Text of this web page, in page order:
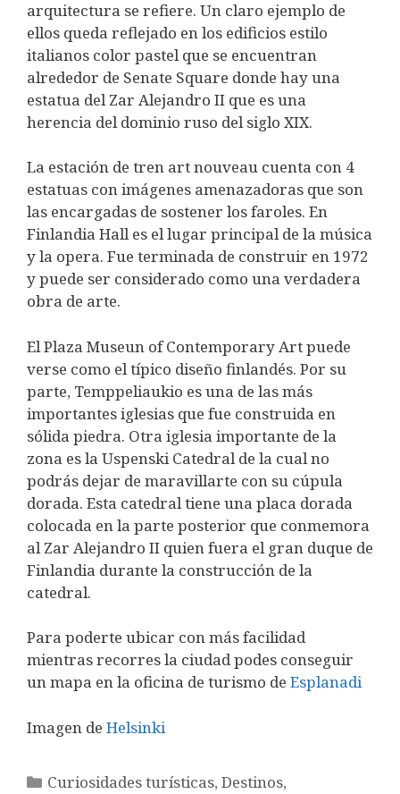
arquitectura se refiere. Un claro ejemplo de
ellos queda reflejado en los edificios estilo
italianos color pastel que se encuentran
alrededor de Senate Square donde hay una
estatua del Zar Alejandro II que es una
herencia del dominio ruso del siglo XIX.
La estación de tren art nouveau cuenta con 4
estatuas con imágenes amenazadoras que son
las encargadas de sostener los faroles. En
Finlandia Hall es el lugar principal de la música
y la opera. Fue terminada de construir en 1972
y puede ser considerado como una verdadera
obra de arte.
El Plaza Museun of Contemporary Art puede
verse como el típico diseño finlandés. Por su
parte, Temppeliaukio es una de las más
importantes iglesias que fue construida en
sólida piedra. Otra iglesia importante de la
zona es la Uspenski Catedral de la cual no
podrás dejar de maravillarte con su cúpula
dorada. Esta catedral tiene una placa dorada
colocada en la parte posterior que conmemora
al Zar Alejandro II quien fuera el gran duque de
Finlandia durante la construcción de la
catedral.
Para poderte ubicar con más facilidad
mientras recorres la ciudad podes conseguir
un mapa en la oficina de turismo de Esplanadi
Imagen de Helsinki
Categorías
Curiosidades turísticas,Destinos,